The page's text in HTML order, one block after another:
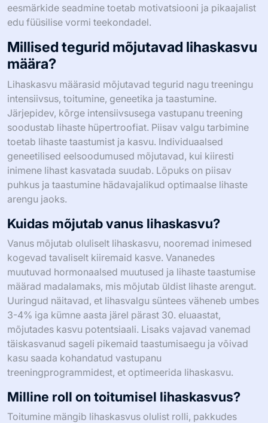
eesmärkide seadmine toetab motivatsiooni ja pikaajalist
edu füüsilise vormi teekondadel.
Millised tegurid mõjutavad lihaskasvu
määra?
Lihaskasvu määrasid mõjutavad tegurid nagu treeningu
intensiivsus, toitumine, geneetika ja taastumine.
Järjepidev, kõrge intensiivsusega vastupanu treening
soodustab lihaste hüpertroofiat. Piisav valgu tarbimine
toetab lihaste taastumist ja kasvu. Individuaalsed
geneetilised eelsoodumused mõjutavad, kui kiiresti
inimene lihast kasvatada suudab. Lõpuks on piisav
puhkus ja taastumine hädavajalikud optimaalse lihaste
arengu jaoks.
Kuidas mõjutab vanus lihaskasvu?
Vanus mõjutab oluliselt lihaskasvu, nooremad inimesed
kogevad tavaliselt kiiremaid kasve. Vananedes
muutuvad hormonaalsed muutused ja lihaste taastumise
määrad madalamaks, mis mõjutab üldist lihaste arengut.
Uuringud näitavad, et lihasvalgu süntees väheneb umbes
3-4% iga kümne aasta järel pärast 30. eluaastat,
mõjutades kasvu potentsiaali. Lisaks vajavad vanemad
täiskasvanud sageli pikemaid taastumisaegu ja võivad
kasu saada kohandatud vastupanu
treeningprogrammidest, et optimeerida lihaskasvu.
Milline roll on toitumisel lihaskasvus?
Toitumine mängib lihaskasvus olulist rolli, pakkudes